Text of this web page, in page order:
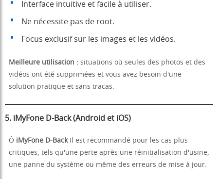
Interface intuitive et facile à utiliser.
Ne nécessite pas de root.
Focus exclusif sur les images et les vidéos.
Meilleure utilisation : situations où seules des photos et des
vidéos ont été supprimées et vous avez besoin d'une
solution pratique et sans tracas.
5. iMyFone D-Back (Android et iOS)
Ô iMyFone D-BackIl est recommandé pour les cas plus
critiques, tels qu'une perte après une réinitialisation d'usine,
une panne du système ou même des erreurs de mise à jour.